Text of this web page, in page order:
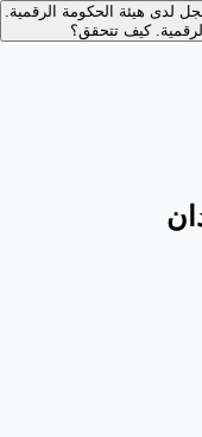
لدى هيئة الحكومة الرقمية.
كيف تتحقق؟